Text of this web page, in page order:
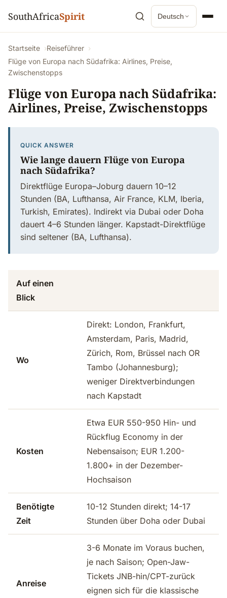
SouthAfricaSpirit Deutsch
Startseite
Reiseführer
Flüge von Europa nach Südafrika: Airlines, Preise,
Zwischenstopps
Flüge von Europa nach Südafrika:
Airlines, Preise, Zwischenstopps
QUICK ANSWER
Wie lange dauern Flüge von Europa
nach Südafrika?
Direktflüge Europa–Joburg dauern 10–12
Stunden (BA, Lufthansa, Air France, KLM, Iberia,
Turkish, Emirates). Indirekt via Dubai oder Doha
dauert 4–6 Stunden länger. Kapstadt-Direktflüge
sind seltener (BA, Lufthansa).
Auf einen
Blick
Wo
Direkt: London, Frankfurt,
Amsterdam, Paris, Madrid,
Zürich, Rom, Brüssel nach OR
Tambo (Johannesburg);
weniger Direktverbindungen
nach Kapstadt
Kosten
Etwa EUR 550-950 Hin- und
Rückflug Economy in der
Nebensaison; EUR 1.200-
1.800+ in der Dezember-
Hochsaison
Benötigte
Zeit
10-12 Stunden direkt; 14-17
Stunden über Doha oder Dubai
Anreise
3-6 Monate im Voraus buchen,
je nach Saison; Open-Jaw-
Tickets JNB-hin/CPT-zurück
eignen sich für die klassische